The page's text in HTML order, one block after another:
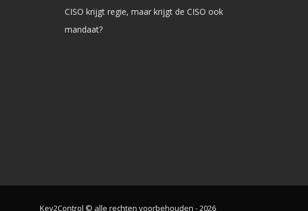
CISO krijgt regie, maar krijgt de CISO ook
mandaat?
Key2Control © alle rechten voorbehouden - 2026